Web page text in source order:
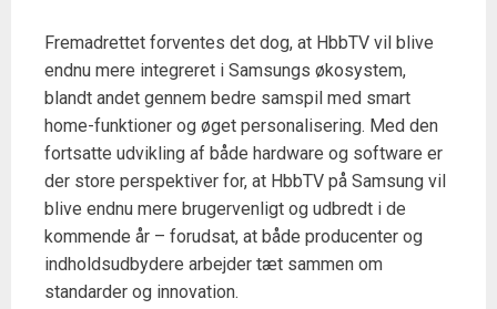
Fremadrettet forventes det dog, at HbbTV vil blive
endnu mere integreret i Samsungs økosystem,
blandt andet gennem bedre samspil med smart
home-funktioner og øget personalisering. Med den
fortsatte udvikling af både hardware og software er
der store perspektiver for, at HbbTV på Samsung vil
blive endnu mere brugervenligt og udbredt i de
kommende år – forudsat, at både producenter og
indholdsudbydere arbejder tæt sammen om
standarder og innovation.